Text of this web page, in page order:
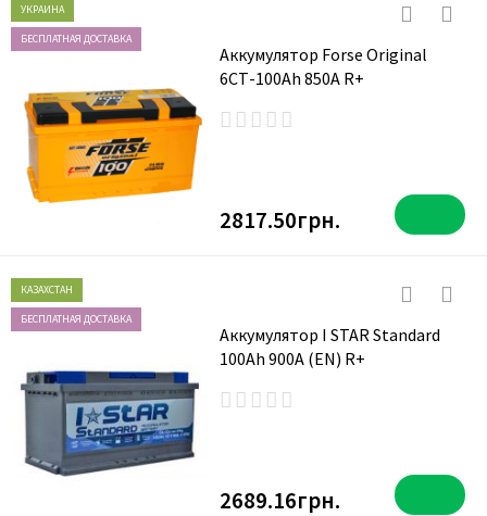
УКРАИНА
БЕСПЛАТНАЯ ДОСТАВКА
Аккумулятор Forse Original
6СТ-100Ah 850A R+
2817.50грн.
КАЗАХСТАН
БЕСПЛАТНАЯ ДОСТАВКА
Аккумулятор I STAR Standard
100Ah 900A (EN) R+
2689.16грн.